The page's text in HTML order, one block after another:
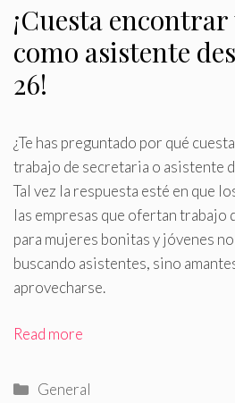
¡Cuesta
como asistente
26!
¿Te has preguntado por qué
trabajo de secretaria o asistente
Tal vez la respuesta esté en que
las empresas que ofertan
para mujeres bonitas y jóvenes
buscando asistentes, sino
aprovecharse.
Read more
Categorías
General